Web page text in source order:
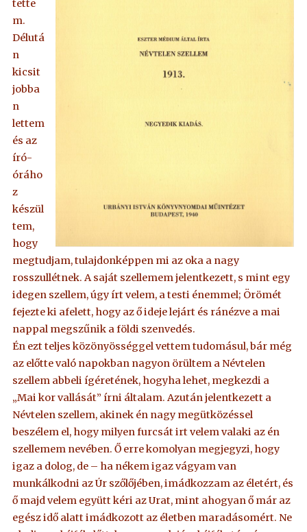
tette
m.
Délutá
n
kicsit
jobba
n
lettem
és az
író-
óráho
z
készül
tem,
hogy
megtudjam, tulajdonképpen mi az oka a nagy
rosszullétnek. A saját szellemem jelentkezett, s mint egy
idegen szellem, úgy írt velem, a testi énemmel; Örömét
fejezte ki afelett, hogy az ő ideje lejárt és ránézve a mai
nappal megszűnik a földi szenvedés.
Én ezt teljes közönyösséggel vettem tudomásul, bár még
az előtte való napokban nagyon örültem a Névtelen
szellem abbeli ígéretének, hogyha lehet, megkezdi a
„Mai kor vallását” írni általam. Azután jelentkezett a
Névtelen szellem, akinek én nagy megütközéssel
beszélem el, hogy milyen furcsát irt velem valaki az én
szellemem nevében. Ő erre komolyan megjegyzi, hogy
igaz a dolog, de – ha nékem igaz vágyam van
munkálkodni az Úr szőlőjében, imádkozzam az életért, és
ő majd velem együtt kéri az Urat, mint ahogyan ő már az
egész idő alatt imádkozott az életben maradásomért. Ne